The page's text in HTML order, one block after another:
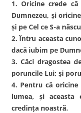
1. Oricine crede
Dumnezeu, şi
şi pe Cel ce S-a
2. Întru aceasta
dacă iubim pe
3. Căci dragostea
poruncile Lui; şi
4. Pentru că
lumea, şi
credinţa noastră.